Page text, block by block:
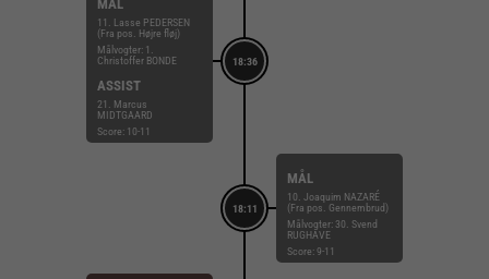
18:36
MÅL
11. Lasse PEDERSEN
(Fra pos. Højre fløj)
Målvogter: 1.
Christoffer BONDE
ASSIST
21. Marcus
MIDTGAARD
Score: 10-11
18:11
MÅL
10. Joaquim NAZARÉ
(Fra pos. Gennembrud)
Målvogter: 30. Svend
RUGHAVE
Score: 9-11